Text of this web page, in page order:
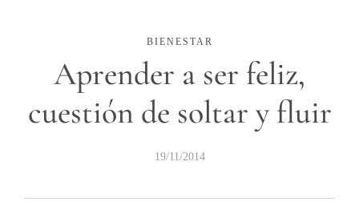
BIENESTAR
Aprender a ser feliz,
cuestión de soltar y fluir
19/11/2014